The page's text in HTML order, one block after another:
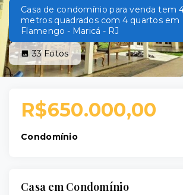
Casa de condomínio para venda tem
metros quadrados com 4 quartos em
Flamengo - Maricá - RJ
33Fotos
R$650.000,00
Condomínio
Casa em Condomínio